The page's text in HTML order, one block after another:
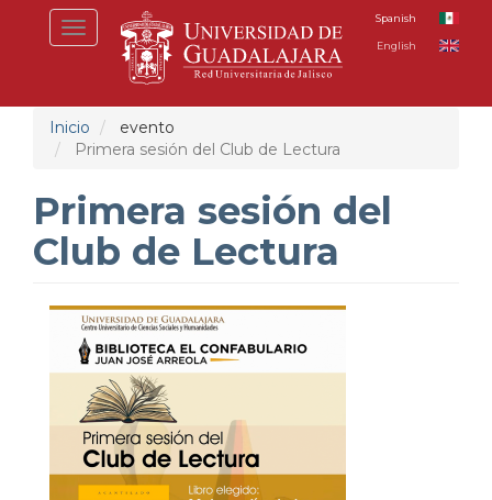
Toggle
navigation
Spanish
English
Inicio
evento
Primera sesión del Club de Lectura
Primera sesión del
Club de Lectura